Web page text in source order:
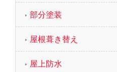
部分塗装
屋根葺き替え
屋上防水